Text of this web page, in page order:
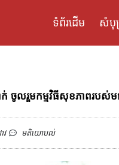
ទំព័រដើម សំបុ
ក់ ចូលរួមកម្មវិធីសុខភាពរបស់
វ មតិយោបល់